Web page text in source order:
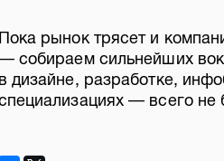
Пока рынок трясет и
собираем сильнейших
в дизайне, разработке,
— всего не